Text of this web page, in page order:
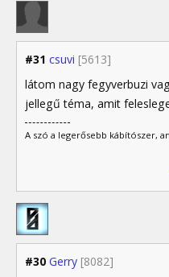
#31 csuvi [5613]
látom nagy fegyverbuzi
jellegű téma, amit
A szó a legerősebb kábítószer,
#30 Gerry [8082]